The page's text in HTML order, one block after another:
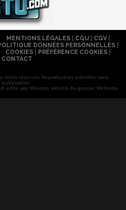
MENTIONS LÉGALES| CGU| CGV|
DONNÉES PERSONNELLES
COOKIES
PRÉFÉRENCE COOKIES
CONTACT
droits réservés. Reproduction interdite sans
autorisation.
édité par Mixicom, société du groupe Webedia.